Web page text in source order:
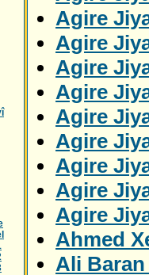
Agire
Agire
Agire
Agire
Agire
Agire
Agire
Agire
Agire
Ahmed
Ali